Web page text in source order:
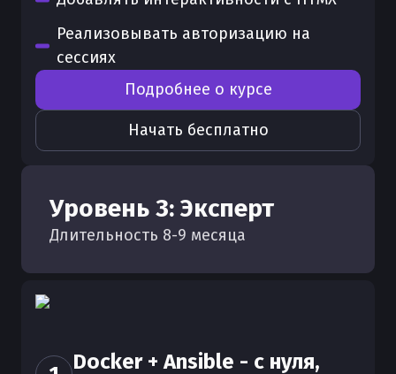
Реализовывать авторизацию на
сессиях
Начать бесплатно
Подробнее о курсе
Уровень 3: Эксперт
Длительность 8-9 месяца
Docker + Ansible - с нуля,